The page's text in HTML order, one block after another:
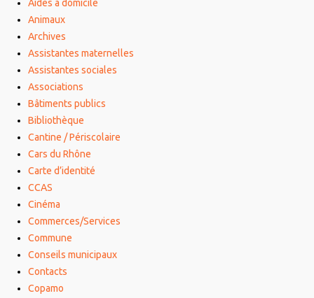
Aides à domicile
Animaux
Archives
Assistantes maternelles
Assistantes sociales
Associations
Bâtiments publics
Bibliothèque
Cantine / Périscolaire
Cars du Rhône
Carte d’identité
CCAS
Cinéma
Commerces/Services
Commune
Conseils municipaux
Contacts
Copamo